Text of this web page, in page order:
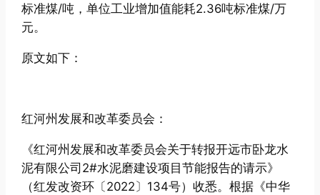
标准煤/吨，单位工业增加值能耗2.36吨标准煤/万
元。
原文如下：
红河州发展和改革委员会：
《红河州发展和改革委员会关于转报开远市卧龙水
泥有限公司2#水泥磨建设项目节能报告的请示》
（红发改资环〔2022〕134号）收悉。根据《中华